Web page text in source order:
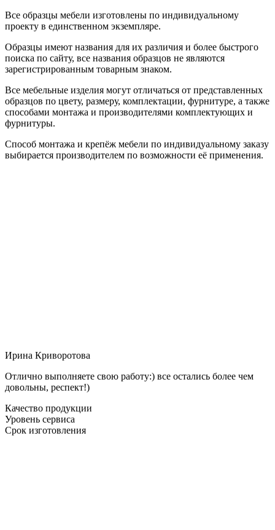
Все образцы мебели изготовлены по индивидуальному
проекту в единственном экземпляре.
Образцы имеют названия для их различия и более быстрого
поиска по сайту, все названия образцов не являются
зарегистрированным товарным знаком.
Все мебельные изделия могут отличаться от представленных
образцов по цвету, размеру, комплектации, фурнитуре, а также
способами монтажа и производителями комплектующих и
фурнитуры.
Способ монтажа и крепёж мебели по индивидуальному заказу
выбирается производителем по возможности её применения.
Ирина Криворотова
Отлично выполняете свою работу:) все остались более чем
довольны, респект!)
Качество продукции
Уровень сервиса
Срок изготовления